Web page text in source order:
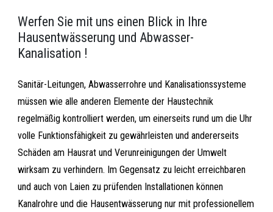
Werfen Sie mit uns einen Blick in Ihre
Hausentwässerung und Abwasser-
Kanalisation !
Sanitär-Leitungen, Abwasserrohre und Kanalisationssysteme
müssen wie alle anderen Elemente der Haustechnik
regelmäßig kontrolliert werden, um einerseits rund um die Uhr
volle Funktionsfähigkeit zu gewährleisten und andererseits
Schäden am Hausrat und Verunreinigungen der Umwelt
wirksam zu verhindern. Im Gegensatz zu leicht erreichbaren
und auch von Laien zu prüfenden Installationen können
Kanalrohre und die Hausentwässerung nur mit professionellem